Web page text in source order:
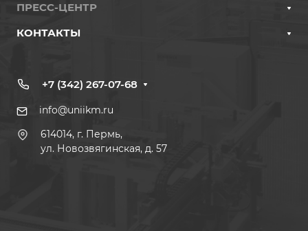
ПРЕСС-ЦЕНТР
КОНТАКТЫ
+7 (342) 267-07-68
info@uniikm.ru
614014, г. Пермь,
ул. Новозвягинская, д. 57